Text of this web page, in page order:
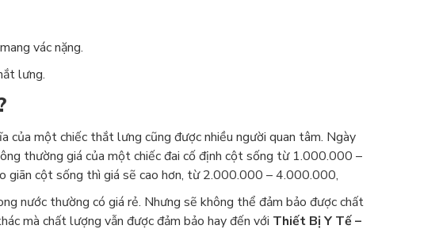
vác nặng.
lưng.
của một chiếc thắt lưng cũng được nhiều người quan tâm. Ngày
thường giá của một chiếc đai cố định cột sống từ 1.000.000 –
giãn cột sống thì giá sẽ cao hơn, từ 2.000.000 – 4.000.000,
nước thường có giá rẻ. Nhưng sẽ không thể đảm bảo được chất
mà chất lượng vẫn được đảm bảo hay đến với Thiết Bị Y Tế –